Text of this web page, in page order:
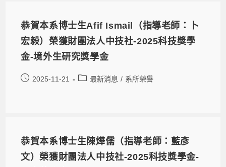
恭賀本系博士生Afif Ismail（指導老師：卜
宏毅）榮獲財團法人中技社-2025科技獎學
金-境外生研究獎學金
2025-11-21 最新消息 / 系所榮譽
恭賀本系博士生陳燁儒（指導老師：藍彥
文）榮獲財團法人中技社-2025科技獎學金-